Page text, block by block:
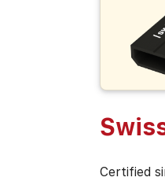
Certified